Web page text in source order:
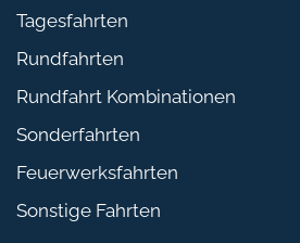
Tagesfahrten
Rundfahrten
Rundfahrt Kombinationen
Sonderfahrten
Feuerwerksfahrten
Sonstige Fahrten